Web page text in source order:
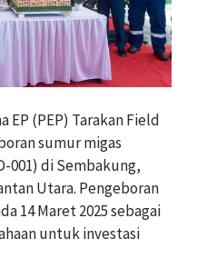
EP (PEP) Tarakan Field
sumur migas
001) di Sembakung,
Utara. Pengeboran
14 Maret 2025 sebagai
untuk investasi